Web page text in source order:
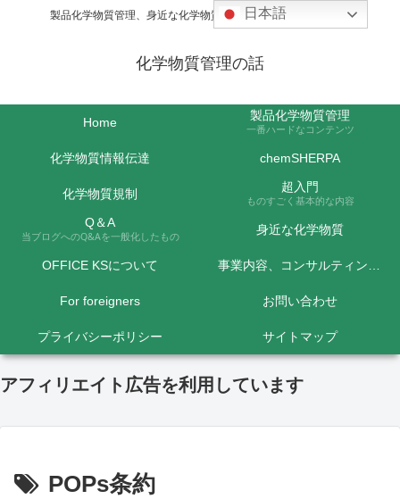
製品化学物質管理、身近な化学物質などの話題を取り上げます
化学物質管理の話
Home 製品化学物質管理
一番ハードなコンテンツ
化学物質情報伝達 chemSHERPA
化学物質規制 超入門
ものすごく基本的な内容
Q＆A
当ブログへのQ&Aを一般化したもの 身近な化学物質
OFFICE KSについて 事業内容、コンサルティング料金など
For foreigners お問い合わせ
プライバシーポリシー サイトマップ
アフィリエイト広告を利用しています
POPs条約
日本語